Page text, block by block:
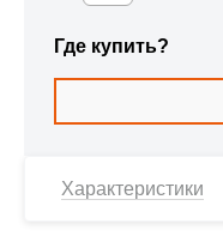
Где купить?
Характеристики